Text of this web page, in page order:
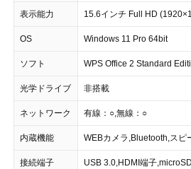
表示能力 15.6インチ Full HD
OS Windows 11 Pro 64bit
ソフト WPS Office 2 Standard
光学ドライブ 非搭載
ネットワーク 有線：○,無線：○
内蔵機能 WEBカメラ,Bluetooth,スピ
接続端子
USB 3.0,HDMI端子